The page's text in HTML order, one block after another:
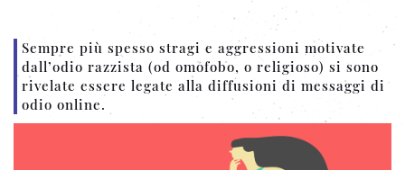
Sempre più spesso stragi e aggressioni motivate
dall’odio razzista (od omofobo, o religioso) si sono
rivelate essere legate alla diffusioni di messaggi di
odio online.